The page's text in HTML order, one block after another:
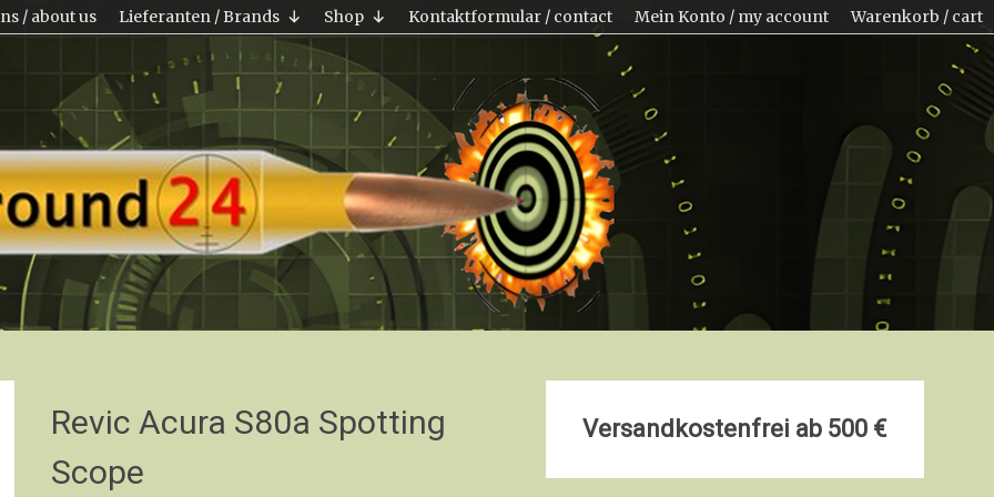
/ about us Lieferanten / Brands Shop Kontaktformular / contact Mein Konto / my account Warenkorb / cart
Revic Acura S80a Spotting
Scope
Versandkostenfrei ab 500 €